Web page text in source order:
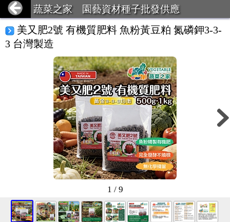
蔬菜之家 園藝資材種子批發供應
美又肥2號 有機質肥料 魚粉黃豆粕 氮磷鉀3-3-
3 台灣製造
1 / 9